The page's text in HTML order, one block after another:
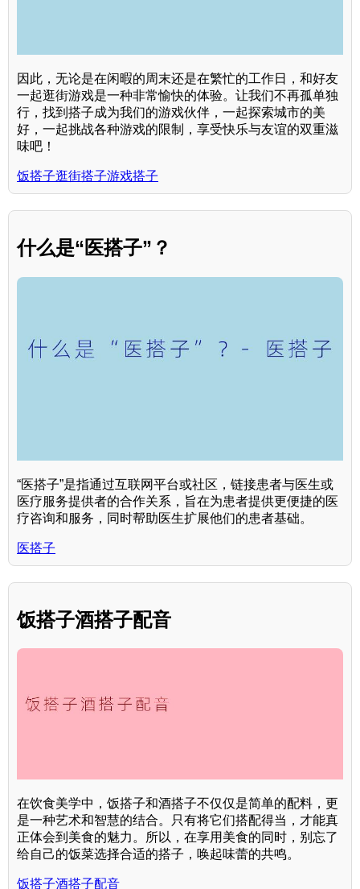
因此，无论是在闲暇的周末还是在繁忙的工作日，和好友
一起逛街游戏是一种非常愉快的体验。让我们不再孤单独
行，找到搭子成为我们的游戏伙伴，一起探索城市的美
好，一起挑战各种游戏的限制，享受快乐与友谊的双重滋
味吧！
饭搭子逛街搭子游戏搭子
什么是“医搭子”？
“医搭子”是指通过互联网平台或社区，链接患者与医生或
医疗服务提供者的合作关系，旨在为患者提供更便捷的医
疗咨询和服务，同时帮助医生扩展他们的患者基础。
医搭子
饭搭子酒搭子配音
在饮食美学中，饭搭子和酒搭子不仅仅是简单的配料，更
是一种艺术和智慧的结合。只有将它们搭配得当，才能真
正体会到美食的魅力。所以，在享用美食的同时，别忘了
给自己的饭菜选择合适的搭子，唤起味蕾的共鸣。
饭搭子酒搭子配音